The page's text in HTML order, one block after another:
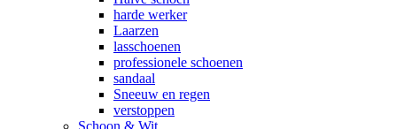
harde werker
Laarzen
lasschoenen
professionele schoenen
sandaal
Sneeuw en regen
verstoppen
Schoon & Wit